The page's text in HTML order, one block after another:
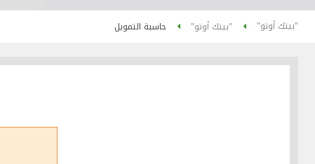
"بيتك أوتو" "بيتك أوتو" حاسبة التمويل